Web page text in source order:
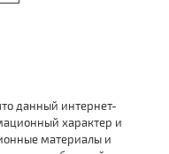
данный интернет-
характер и
материалы и